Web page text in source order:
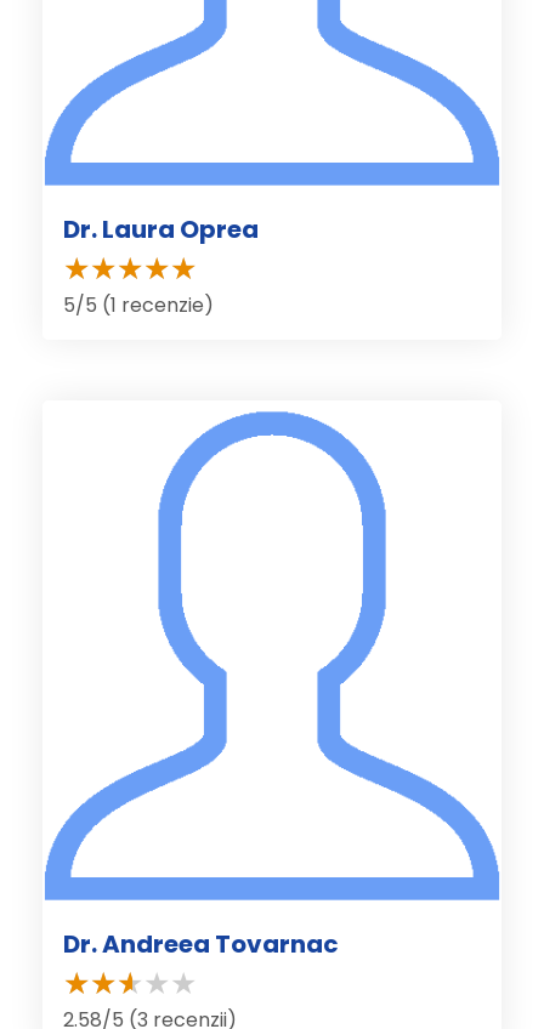
Dr. Laura Oprea
5/5 (1 recenzie)
Dr. Andreea Tovarnac
2.58/5 (3 recenzii)